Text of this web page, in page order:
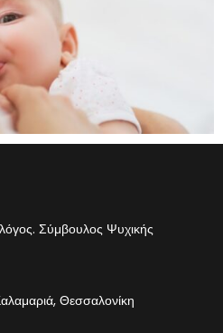
Σύμβουλος Ψυχικής
Θεσσαλονίκη